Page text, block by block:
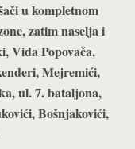
u kompletnom
zatim naselja i
Vida Popovača,
Mejremići,
ul. 7. bataljona,
Bošnjakovići,